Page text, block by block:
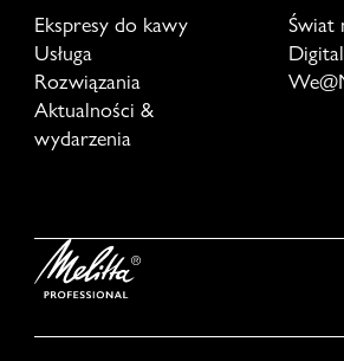
Ekspresy do kawy
Świat
Usługa
Rozwiązania
Aktualności &
wydarzenia